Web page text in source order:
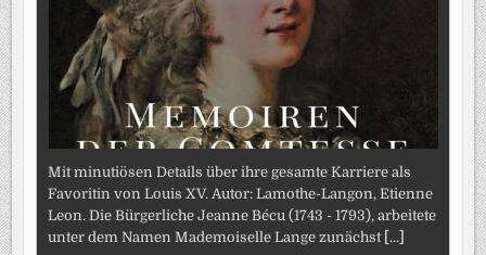
Mit minutiösen Details über ihre gesamte Karriere als
Favoritin von Louis XV. Autor: Lamothe-Langon, Etienne
Leon. Die Bürgerliche Jeanne Bécu (1743 - 1793), arbeitete
unter dem Namen Mademoiselle Lange zunächst [...]